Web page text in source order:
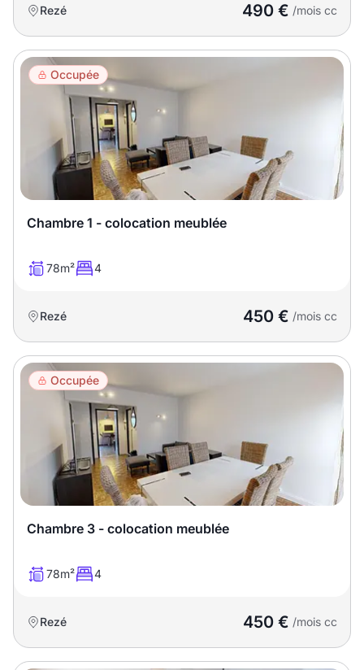
communes
Ascenseur Gardien
Local à vélo
Disponible à partir du
Mettre en avant les
Rezé 490 € /mois cc
Occupée
Chambre 1 - colocation meublée
78m² 4
Rezé 450 € /mois cc
Occupée
Chambre 3 - colocation meublée
78m² 4
Rezé 450 € /mois cc